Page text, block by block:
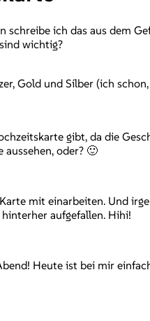
schreibe ich das aus dem
wichtig?
Gold und Silber (ich
gibt, da die
oder? 🙂
mit einarbeiten. Und
aufgefallen. Hihi!
Heute ist bei mir